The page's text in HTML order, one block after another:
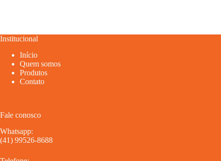
Institucional
Início
Quem somos
Produtos
Contato
Fale conosco
Whatsapp:
(41) 99526-8688